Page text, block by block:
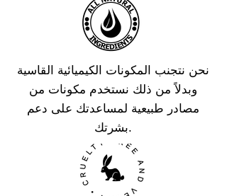
نحن نتجنب المكونات الكيميائية القاسية
وبدلاً من ذلك نستخدم مكونات من
مصادر طبيعية لمساعدتك على دعم
بشرتك.